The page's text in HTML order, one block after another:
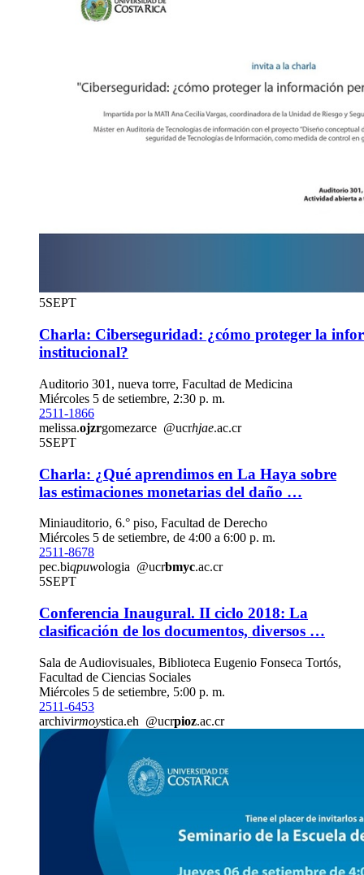
5SEPT
Charla: Ciberseguridad: ¿cómo proteger la
institucional?
Auditorio 301, nueva torre, Facultad de Medicina
Miércoles 5 de setiembre, 2:30 p. m.
2511-1866
melissa.ojzrgomezarce @ucrhjae.ac.cr
5SEPT
Charla: ¿Qué aprendimos en La Haya sobre
las estimaciones monetarias del daño …
Miniauditorio, 6.° piso, Facultad de Derecho
Miércoles 5 de setiembre, de 4:00 a 6:00 p. m.
2511-8678
pec.biqpuwologia @ucrbmyc.ac.cr
5SEPT
Conferencia Inaugural. II ciclo 2018: La
clasificación de los documentos, diversos …
Sala de Audiovisuales, Biblioteca Eugenio Fonseca Tortós,
Facultad de Ciencias Sociales
Miércoles 5 de setiembre, 5:00 p. m.
2511-6453
archivirmoystica.eh @ucrpioz.ac.cr